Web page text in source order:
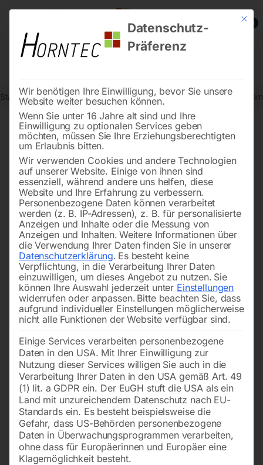
0
Start Steintrenntechnik Fliesen-Schneidemaschinen Radsatz
Radsatz komplett für Modelle
Mit
Datenschutz-
Präferenz
Wir benötigen Ihre Einwilligung, bevor Sie unsere
Website weiter besuchen können.
Wenn Sie unter 16 Jahre alt sind und Ihre
Einwilligung zu optionalen Services geben
möchten, müssen Sie Ihre Erziehungsberechtigten
um Erlaubnis bitten.
Wir verwenden Cookies und andere Technologien
auf unserer Website. Einige von ihnen sind
essenziell, während andere uns helfen, diese
Website und Ihre Erfahrung zu verbessern.
Personenbezogene Daten können verarbeitet
werden (z. B. IP-Adressen), z. B. für personalisierte
Anzeigen und Inhalte oder die Messung von
Anzeigen und Inhalten. Weitere Informationen über
die Verwendung Ihrer Daten finden Sie in unserer
Datenschutzerklärung. Es besteht keine
Verpflichtung, in die Verarbeitung Ihrer Daten
einzuwilligen, um dieses Angebot zu nutzen. Sie
können Ihre Auswahl jederzeit unter Einstellungen
widerrufen oder anpassen. Bitte beachten Sie, dass
aufgrund individueller Einstellungen möglicherweise
nicht alle Funktionen der Website verfügbar sind.
Einige Services verarbeiten personenbezogene
Daten in den USA. Mit Ihrer Einwilligung zur
Nutzung dieser Services willigen Sie auch in die
Verarbeitung Ihrer Daten in den USA gemäß Art. 49
(1) lit. a GDPR ein. Der EuGH stuft die USA als ein
Land mit unzureichendem Datenschutz nach EU-
Standards ein. Es besteht beispielsweise die
Gefahr, dass US-Behörden personenbezogene
Daten in Überwachungsprogrammen verarbeiten,
ohne dass für Europäerinnen und Europäer eine
Klagemöglichkeit besteht.